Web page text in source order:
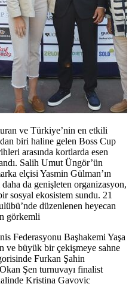
ve Türkiye’nin en etkili
biri haline gelen Boss Cup
arasında kortlarda esen
Salih Umut Üngör’ün
elçisi Yasmin Gülman’ın
da genişleten organizasyon,
sosyal ekosistem sundu. 21
düzenlenen heyecan
görkemli
Federasyonu Başhakemi Yaşa
ve büyük bir çekişmeye sahne
Furkan Şahin
Şen turnuvayı finalist
Kristina Gavovic